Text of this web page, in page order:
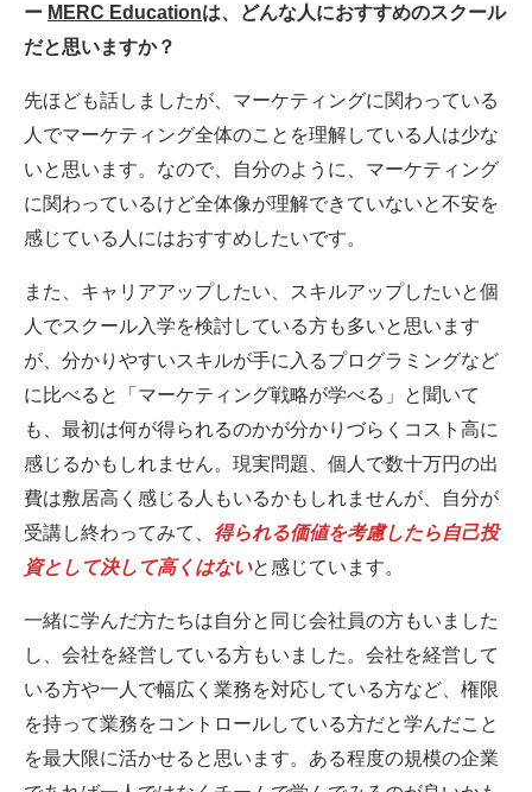
ー MERC Educationは、どんな人におすすめのスクール
だと思いますか？
先ほども話しましたが、マーケティングに関わっている
人でマーケティング全体のことを理解している人は少な
いと思います。なので、自分のように、マーケティング
に関わっているけど全体像が理解できていないと不安を
感じている人にはおすすめしたいです。
また、キャリアアップしたい、スキルアップしたいと個
人でスクール入学を検討している方も多いと思います
が、分かりやすいスキルが手に入るプログラミングなど
に比べると「マーケティング戦略が学べる」と聞いて
も、最初は何が得られるのかが分かりづらくコスト高に
感じるかもしれません。現実問題、個人で数十万円の出
費は敷居高く感じる人もいるかもしれませんが、自分が
受講し終わってみて、 得られる価値を考慮したら自己投
資として決して高くはないと感じています。
一緒に学んだ方たちは自分と同じ会社員の方もいました
し、会社を経営している方もいました。会社を経営して
いる方や一人で幅広く業務を対応している方など、権限
を持って業務をコントロールしている方だと学んだこと
を最大限に活かせると思います。ある程度の規模の企業